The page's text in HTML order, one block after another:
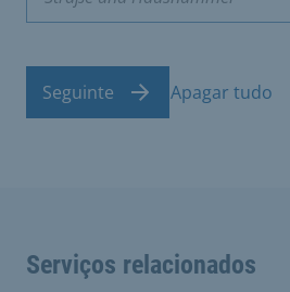
Seguinte Apagar tudo
Serviços relacionados